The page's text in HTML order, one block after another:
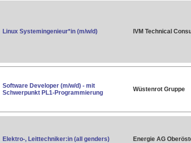
Linux Systemingenieur*in (m/w/d) IVM Technical
Software Developer (m/w/d) - mit
Schwerpunkt PL1-Programmierung
Wüstenrot Gruppe
Elektro-, Leittechniker:in (all genders) Energie AG